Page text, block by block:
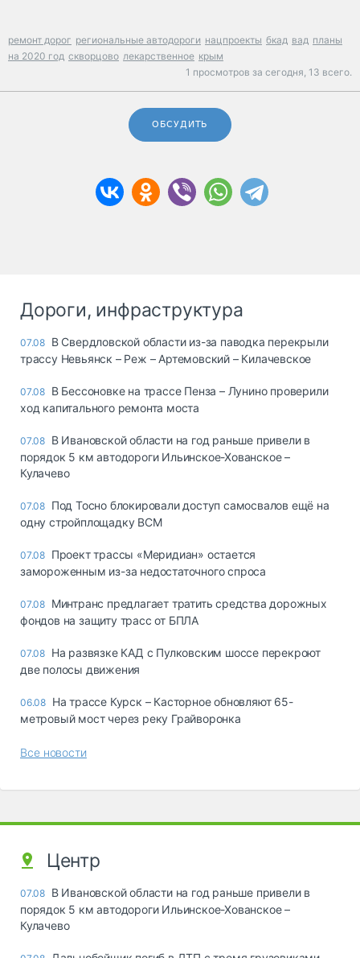
ремонт дорог региональные автодороги нацпроекты бкад вад планы
на 2020 год скворцово лекарственное крым
1 просмотров за сегодня, 13 всего.
ОБСУДИТЬ
Дороги, инфраструктура
07.08 В Свердловской области из-за паводка перекрыли
трассу Невьянск – Реж – Артемовский – Килачевское
07.08 В Бессоновке на трассе Пенза – Лунино проверили
ход капитального ремонта моста
07.08 В Ивановской области на год раньше привели в
порядок 5 км автодороги Ильинское-Хованское –
Кулачево
07.08 Под Тосно блокировали доступ самосвалов ещё на
одну стройплощадку ВСМ
07.08 Проект трассы «Меридиан» остается
замороженным из-за недостаточного спроса
07.08 Минтранс предлагает тратить средства дорожных
фондов на защиту трасс от БПЛА
07.08 На развязке КАД с Пулковским шоссе перекроют
две полосы движения
06.08 На трассе Курск – Касторное обновляют 65-
метровый мост через реку Грайворонка
Все новости
Центр
07.08 В Ивановской области на год раньше привели в
порядок 5 км автодороги Ильинское-Хованское –
Кулачево